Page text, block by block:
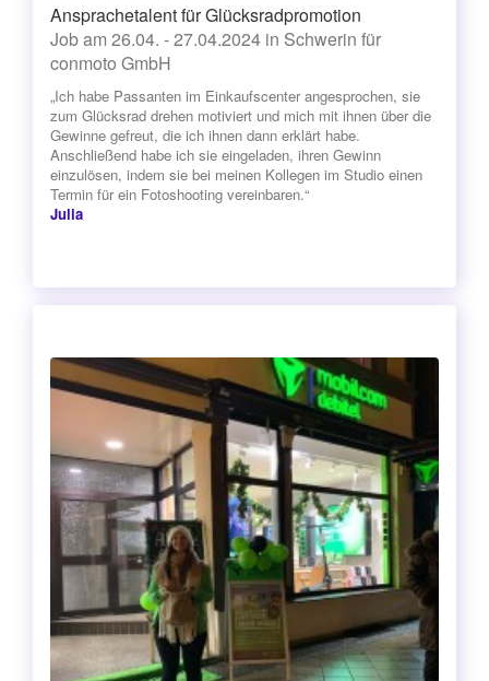
Ansprachetalent für Glücksradpromotion
Job am 26.04. - 27.04.2024 in Schwerin für
conmoto GmbH
„Ich habe Passanten im Einkaufscenter angesprochen, sie
zum Glücksrad drehen motiviert und mich mit ihnen über die
Gewinne gefreut, die ich ihnen dann erklärt habe.
Anschließend habe ich sie eingeladen, ihren Gewinn
einzulösen, indem sie bei meinen Kollegen im Studio einen
Termin für ein Fotoshooting vereinbaren.“
Julia